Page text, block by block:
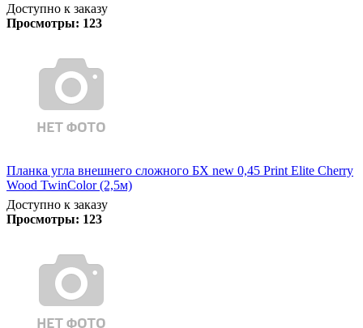
Доступно к заказу
Просмотры: 123
Планка угла внешнего сложного БХ new 0,45 Print Elite Cherry
Wood TwinColor (2,5м)
Доступно к заказу
Просмотры: 123